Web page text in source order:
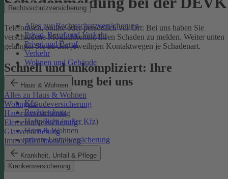
Rechtsschutzversicherung
Alles zur Rechtsschutzversicherung
Privat, Beruf und Verkehr
Privat und Beruf
Verkehr
Wohnen und Gebäude
Haus & Wohnen
Alles zu Haus & Wohnen
Wohngebäudeversicherung
Hausratversicherung
Elementarversicherung
Glasversicherung
Immobilienfinanzierung
Krankheit, Unfall & Pflege
Krankenversicherung
Telefonisch, online oder persönlich vor Ort: Bei uns haben Sie
verschiedene Möglichkeiten, Ihren Schaden zu melden. Weiter unten
gelangen Sie zu den jeweiligen Kontaktwegen je Schadenart.
Schnell und unkompliziert: Ihre
Schadenmeldung bei uns
Kfz
Rechtsschutz
Haftpflicht (außer Kfz)
Haus & Wohnen
private Unfallversicherung
Auslandskrankenschutz
Reiserücktritt
Reisegepäck